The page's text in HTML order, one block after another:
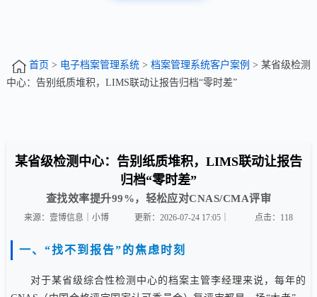
首页 > 电子档案管理系统> 档案管理系统客户案例 > 某省级检测
中心：告别纸质堆积，LIMS联动让报告归档“零时差”
某省级检测中心：告别纸质堆积，LIMS联动让报告
归档“零时差”
查找效率提升99%，轻松应对CNAS/CMA评审
来源：壹博信息｜小博 更新：2026-07-24 17:05｜ 点击： 118
一、“找不到报告”的焦虑时刻
对于某省级综合性检测中心的档案主管李经理来说，每年的